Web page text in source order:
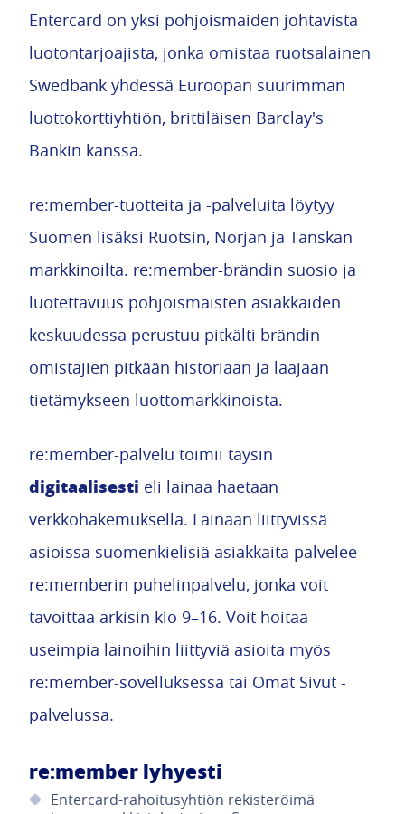
Entercard on yksi pohjoismaiden johtavista
luotontarjoajista, jonka omistaa ruotsalainen
Swedbank yhdessä Euroopan suurimman
luottokorttiyhtiön, brittiläisen Barclay's
Bankin kanssa.
re:member-tuotteita ja -palveluita löytyy
Suomen lisäksi Ruotsin, Norjan ja Tanskan
markkinoilta. re:member-brändin suosio ja
luotettavuus pohjoismaisten asiakkaiden
keskuudessa perustuu pitkälti brändin
omistajien pitkään historiaan ja laajaan
tietämykseen luottomarkkinoista.
re:member-palvelu toimii täysin
digitaalisesti eli lainaa haetaan
verkkohakemuksella. Lainaan liittyvissä
asioissa suomenkielisiä asiakkaita palvelee
re:memberin puhelinpalvelu, jonka voit
tavoittaa arkisin klo 9–16. Voit hoitaa
useimpia lainoihin liittyviä asioita myös
re:member-sovelluksessa tai Omat Sivut -
palvelussa.
re:member lyhyesti
Entercard-rahoitusyhtiön rekisteröimä